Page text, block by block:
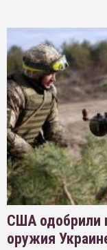
США одобрили
оружия